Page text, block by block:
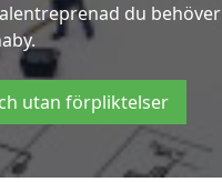
du behöver
utan förpliktelser